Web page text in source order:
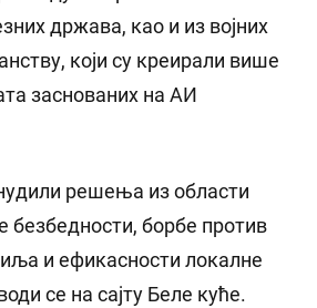
држава, као и из војних
који су креирали више
заснованих на АИ
решења из области
безбедности, борбе против
и ефикасности локалне
се на сајту Беле куће.